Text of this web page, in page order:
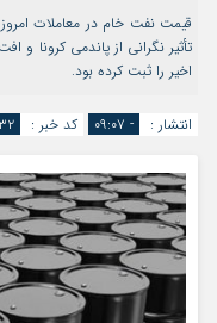
مرا به خاطر بسپار
قیمت نفت خام در معاملات
اخیر را ثبت کرده بود.
انتشار : - ۰۹:۰۷ کد خبر :